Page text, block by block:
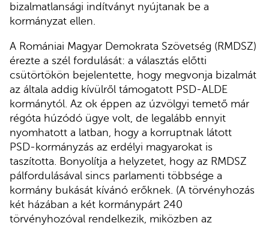
bizalmatlansági indítványt nyújtanak be a
kormányzat ellen.
A Romániai Magyar Demokrata Szövetség (RMDSZ)
érezte a szél fordulását: a választás előtti
csütörtökön bejelentette, hogy megvonja bizalmát
az általa addig kívülről támogatott PSD-ALDE
kormánytól. Az ok éppen az úzvölgyi temető már
régóta húzódó ügye volt, de legalább ennyit
nyomhatott a latban, hogy a korruptnak látott
PSD-kormányzás az erdélyi magyarokat is
taszította. Bonyolítja a helyzetet, hogy az RMDSZ
pálfordulásával sincs parlamenti többsége a
kormány bukását kívánó erőknek. (A törvényhozás
két házában a két kormánypárt 240
törvényhozóval rendelkezik, miközben az